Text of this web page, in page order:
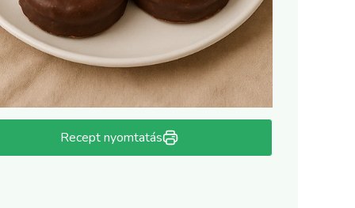
Recept nyomtatás